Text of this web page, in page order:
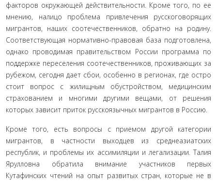
факторов окружающей действительности. Кроме того, по ее
мнению, налицо проблема привлечения русскогово­рящих
мигрантов, наших соотечественников, обратно на родину.
Соответствующая нормативно-правовая база подготовлена,
однако проводимая правитель­ством России программа по
поддержке переселения соотечественников, проживающих за
рубежом, се­годня дает сбои, особенно в регионах, где остро
стоит вопрос с жилищным обустройством, медицинским
страхованием и многими другими вещами, от реше­ния
которых зависит приток русскоязычных мигран­тов в Россию.
Кроме того, есть вопросы с приемом другой ка­тегории
мигрантов, в частности выходцев из средне­азиатских
республик, и проблемы их ассимиляции и легализации. Талия
Ярулловна обратила внимание участников первых
Кутафинских чтений на опыт раз­витых стран, которые не в